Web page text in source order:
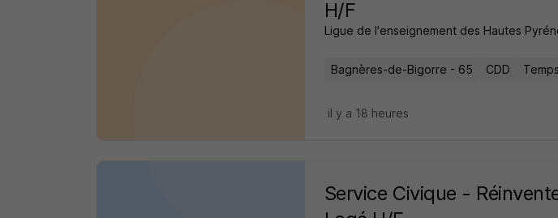
H/F
Ligue de l'enseignement des Hautes
Bagnères-de-Bigorre - 65 CDD
il y a 18 heures
Service Civique -